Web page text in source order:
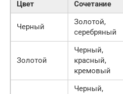
Цвет Сочетание
Черный
Золотой,
серебряный
Золотой
Черный,
красный,
кремовый
Черный,